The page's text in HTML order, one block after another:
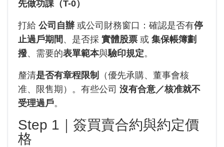
先做功課（T-0）
打給 公司自辦 或公司財務窗口：確認是否有停
止過戶期間 、是否採 實體股票 或 集保帳簿劃
撥、需要的表單範本與驗印規定。
釐清是否有章程限制
（優先承購、董事會核
准、限售期）。有些公司 沒有合意／核准就不
受理過戶。
Step 1｜簽買賣合約與約定價
格